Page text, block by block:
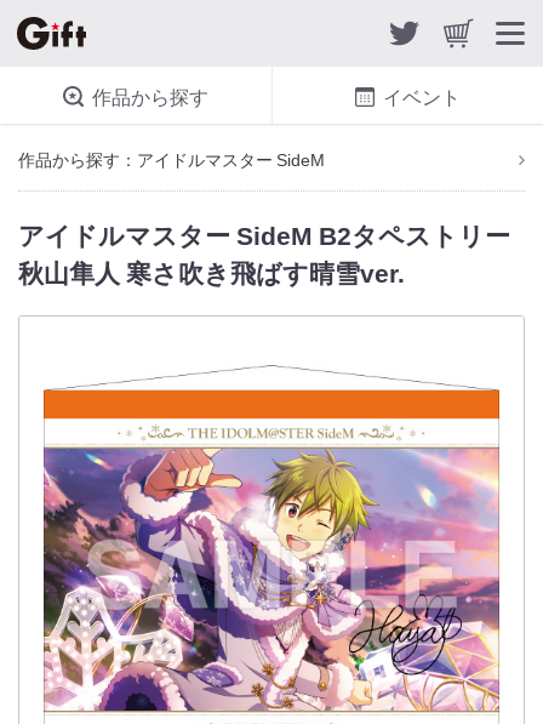
作品から探す イベント
作品から探す：アイドルマスター SideM
アイドルマスター SideM B2タペストリー
秋山隼人 寒さ吹き飛ばす晴雪ver.